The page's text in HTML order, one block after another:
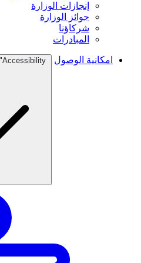
إنجازات الوزارة
جوائز الوزارة
شركاؤنا
المبادرات
امكانية الوصول